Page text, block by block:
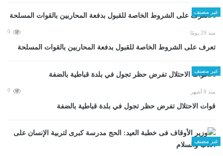
غير مصنف
منذ 29 يومًا 0
تعرف على الشروط الخاصة للقبول بدفعة المحاربين بالقوات المسلحة
غير مصنف
منذ 8 أشهر 0
قوات الاحتلال تفرض حظر تجول في بلدة قباطية بالضفة
غير مصنف